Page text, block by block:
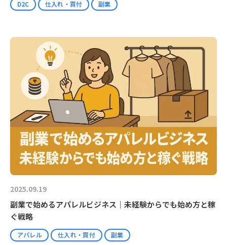
D2C 仕入れ・買付 副業
2025.09.19
副業で始めるアパレルビジネス｜未経験からでも始め方と稼
ぐ戦略
アパレル 仕入れ・買付 副業